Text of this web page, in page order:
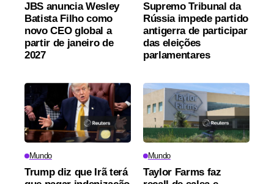
JBS anuncia Wesley
Batista Filho como
novo CEO global a
partir de janeiro de
2027
Supremo Tribunal da
Rússia impede partido
antigerra de participar
das eleições
parlamentares
Mundo
Trump diz que Irã terá
Mundo
Taylor Farms faz